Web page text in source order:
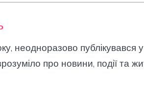
неодноразово публікувався
про новини, події та